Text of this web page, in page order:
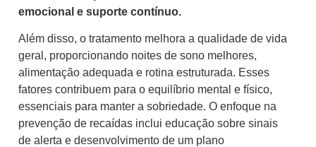
emocional e suporte contínuo.
Além disso, o tratamento melhora a qualidade de vida
geral, proporcionando noites de sono melhores,
alimentação adequada e rotina estruturada. Esses
fatores contribuem para o equilíbrio mental e físico,
essenciais para manter a sobriedade. O enfoque na
prevenção de recaídas inclui educação sobre sinais
de alerta e desenvolvimento de um plano